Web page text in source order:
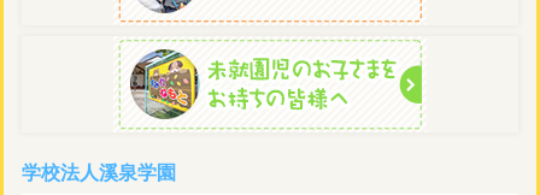
学校法人溪泉学園